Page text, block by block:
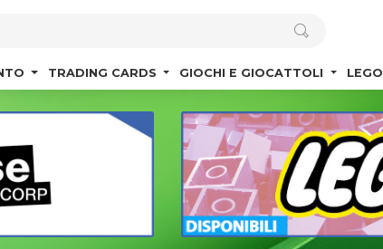
TRADING CARDS GIOCHI E GIOCATTOLI LEGO